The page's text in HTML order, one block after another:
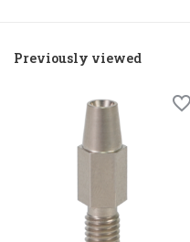
Previously viewed